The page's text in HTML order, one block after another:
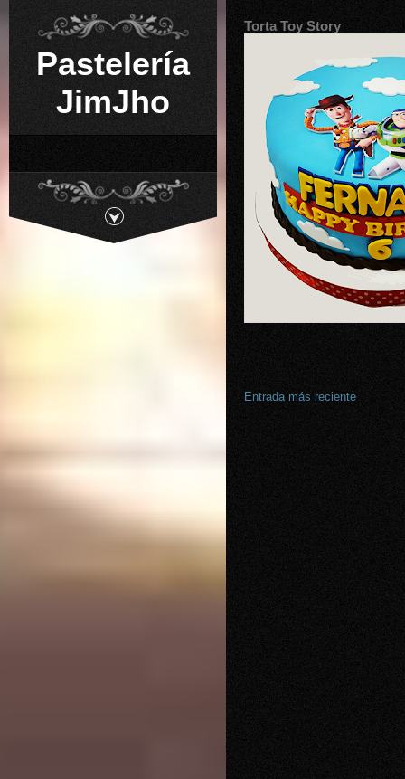
Pastelería
JimJho
Torta Toy Story
Entrada más reciente